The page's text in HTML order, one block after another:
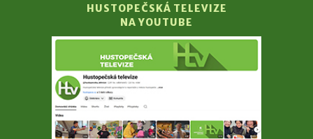
HUSTOPEČSKÁ TELEVIZE
NA YOUTUBE